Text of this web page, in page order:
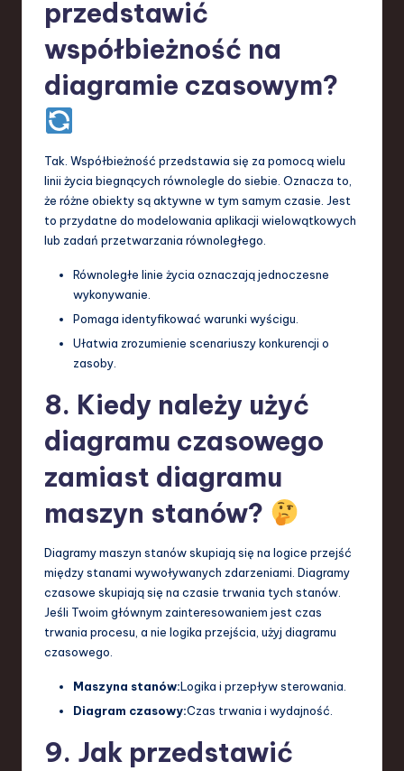
przedstawić
współbieżność na
diagramie czasowym?
Tak. Współbieżność przedstawia się za pomocą wielu
linii życia biegnących równolegle do siebie. Oznacza to,
że różne obiekty są aktywne w tym samym czasie. Jest
to przydatne do modelowania aplikacji wielowątkowych
lub zadań przetwarzania równoległego.
Równoległe linie życia oznaczają jednoczesne
wykonywanie.
Pomaga identyfikować warunki wyścigu.
Ułatwia zrozumienie scenariuszy konkurencji o
zasoby.
8. Kiedy należy użyć
diagramu czasowego
zamiast diagramu
maszyn stanów?
Diagramy maszyn stanów skupiają się na logice przejść
między stanami wywoływanych zdarzeniami. Diagramy
czasowe skupiają się na czasie trwania tych stanów.
Jeśli Twoim głównym zainteresowaniem jest czas
trwania procesu, a nie logika przejścia, użyj diagramu
czasowego.
Maszyna stanów:Logika i przepływ sterowania.
Diagram czasowy:Czas trwania i wydajność.
9. Jak przedstawić